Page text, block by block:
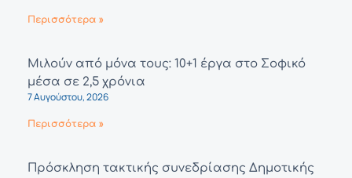
Περισσότερα »
Μιλούν από μόνα τους: 10+1 έργα στο Σοφικό
μέσα σε 2,5 χρόνια
7 Αυγούστου, 2026
Περισσότερα »
Πρόσκληση τακτικής συνεδρίασης Δημοτικής